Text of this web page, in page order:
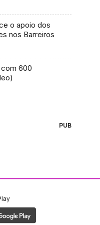
o apoio dos
nos Barreiros
600
PUB